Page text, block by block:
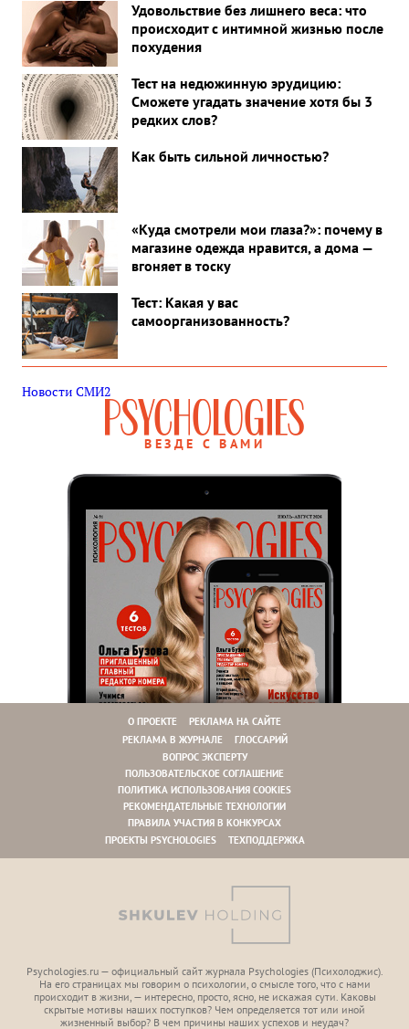
Удовольствие без лишнего веса: что
происходит с интимной жизнью после
похудения
Тест на недюжинную эрудицию:
Сможете угадать значение хотя бы 3
редких слов?
Как быть сильной личностью?
«Куда смотрели мои глаза?»: почему в
магазине одежда нравится, а дома —
вгоняет в тоску
Тест: Какая у вас
самоорганизованность?
Новости СМИ2
ВЕЗДЕ С ВАМИ
О ПРОЕКТЕ
РЕКЛАМА НА САЙТЕ
РЕКЛАМА В ЖУРНАЛЕ
ГЛОССАРИЙ
ВОПРОС ЭКСПЕРТУ
ПОЛЬЗОВАТЕЛЬСКОЕ СОГЛАШЕНИЕ
ПОЛИТИКА ИСПОЛЬЗОВАНИЯ COOKIES
РЕКОМЕНДАТЕЛЬНЫЕ ТЕХНОЛОГИИ
ПРАВИЛА УЧАСТИЯ В КОНКУРСАХ
ПРОЕКТЫ PSYCHOLOGIES
ТЕХПОДДЕРЖКА
Psychologies.ru — официальный сайт журнала Psychologies (Психoлоджиc).
На его страницах мы говорим о психологии, о смысле того, что с нами
происходит в жизни, — интересно, просто, ясно, не искажая сути. Каковы
скрытые мотивы наших поступков? Чем определяется тот или иной
жизненный выбор? В чем причины наших успехов и неудач?